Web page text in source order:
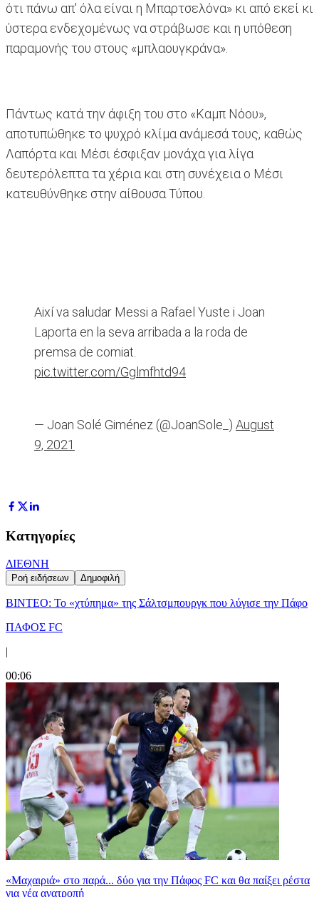
ότι πάνω απ' όλα είναι η Μπαρτσελόνα» κι από εκεί κι
ύστερα ενδεχομένως να στράβωσε και η υπόθεση
παραμονής του στους «μπλαουγκράνα».
Πάντως κατά την άφιξη του στο «Καμπ Νόου»,
αποτυπώθηκε το ψυχρό κλίμα ανάμεσά τους, καθώς
Λαπόρτα και Μέσι έσφιξαν μονάχα για λίγα
δευτερόλεπτα τα χέρια και στη συνέχεια ο Μέσι
κατευθύνθηκε στην αίθουσα Τύπου.
Així va saludar Messi a Rafael Yuste i Joan
Laporta en la seva arribada a la roda de
premsa de comiat.
pic.twitter.com/Gglmfhtd94
— Joan Solé Giménez (@JoanSole_) August
9, 2021
Κατηγορίες
ΔΙΕΘΝΗ
Ροή ειδήσεων Δημοφιλή
ΒΙΝΤΕΟ: Το «χτύπημα» της Σάλτσμπουργκ που λύγισε την Πάφο
ΠΑΦΟΣ FC
|
00:06
«Μαχαιριά» στο παρά... δύο για την Πάφος FC και θα παίξει ρέστα
για νέα ανατροπή